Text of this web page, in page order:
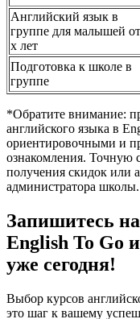
Английский язык в
группе для малышей
х лет
Подготовка к школе в
группе
*Обратите внимание:
английского языка в
ориентировочными и
ознакомления. Точную
получения скидок или
администратора школы.
Запишитесь
English To Go
уже сегодня!
Выбор курсов
это шаг к вашему